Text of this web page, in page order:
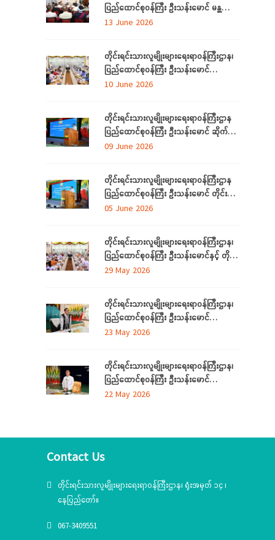
ပြည်ထောင်စုဝန်ကြီး ဦးသန်းမောင် မန္တလေး
တိုင်းဒေသကြီးအတွင်းရှိ တိုင်းရင်းသားစာပေ
ဆွေးနွေး
13 June 2026
တိုင်းရင်းသားလူမျိုးများရေးရာဝန်ကြီးဌာန၊
ပြည်ထောင်စုဝန်ကြီး ဦးသန်းမောင်
ပြည်ထောင်စုနယ်မြေ နေပြည်တော်အတွင်းရှိ
အသင်းအဖွဲ့များနှင့် တွေ့ဆုံဆွေးနွေး
10 June 2026
တိုင်းရင်းသားလူမျိုးများရေးရာဝန်ကြီးဌာန
ပြည်ထောင်စုဝန်ကြီး ဦးသန်းမောင် ဆိုက်ဘာ
လုံခြုံရေး (Cyber Security) ဆိုင်ရာ
ရောက်
09 June 2026
တိုင်းရင်းသားလူမျိုးများရေးရာဝန်ကြီးဌာန
ပြည်ထောင်စုဝန်ကြီး ဦးသန်းမောင် တိုင်း
ဒေသကြီးနှင့် ပြည်နယ်များမှ
တိုင်းရင်းသားစာပေနှင့် ယဉ်ကျေးမှု
အသင်းအဖွဲ့ ကိုယ်စားလှယ်များအား တည်
ခင်းဧည့်ခံသည့် ဂုဏ်ပြုညစာစားပွဲသို့တက်
ရောက်
05 June 2026
တိုင်းရင်းသားလူမျိုးများရေးရာဝန်ကြီးဌာန၊
ပြည်ထောင်စုဝန်ကြီး ဦးသန်းမောင်နှင့် တိုင်း
ဒေသကြီးနှင့်ပြည်နယ် တိုင်းရင်းသား
အစည်းအဝေး ကျင်းပ
29 May 2026
တိုင်းရင်းသားလူမျိုးများရေးရာဝန်ကြီးဌာန၊
ပြည်ထောင်စုဝန်ကြီး ဦးသန်းမောင်
ကရင်ပြည်နယ် အတွင်းရှိ တိုင်းရင်းသား
တွေ့ဆုံဆွေးနွေး၊ ဝန်ထမ်းများနှင့်တွေ့ဆုံအမှာ
စကားပြောကြား
23 May 2026
တိုင်းရင်းသားလူမျိုးများရေးရာဝန်ကြီးဌာန၊
ပြည်ထောင်စုဝန်ကြီး ဦးသန်းမောင်
မွန်ပြည်နယ် အတွင်းရှိ တိုင်းရင်းသားစာပေ
22 May 2026
Contact Us
တိုင်းရင်းသားလူမျိုးများရေးရာဝန်ကြီးဌာန၊ ရုံးအမှတ် ၁၄ ၊
နေပြည်တော်။
067-3409551